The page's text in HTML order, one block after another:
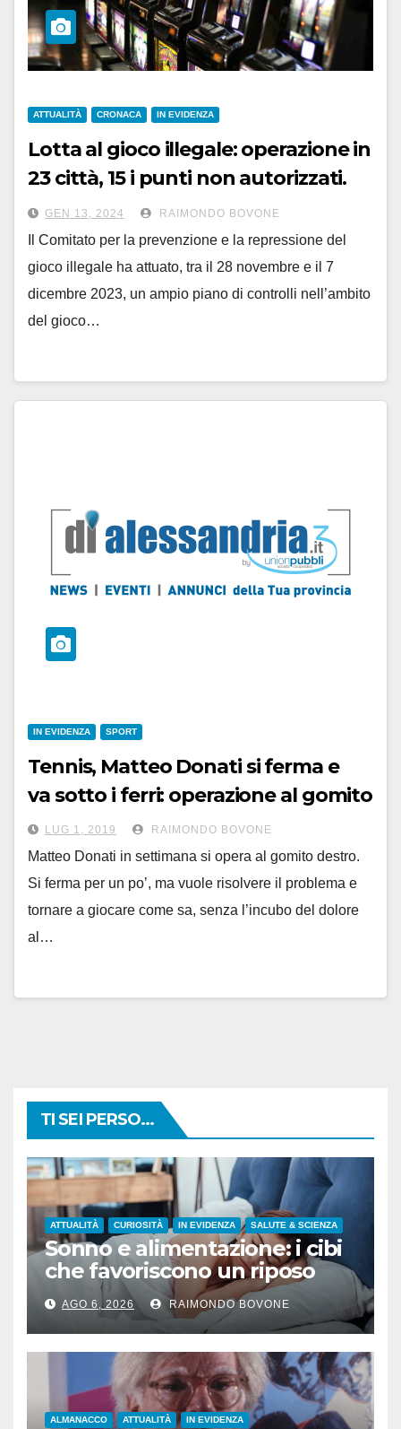
ATTUALITÀ CRONACA IN EVIDENZA
Lotta al gioco illegale: operazione in
23 città, 15 i punti non autorizzati.
Multe per 12 milioni di euro
GEN 13, 2024 RAIMONDO BOVONE
Il Comitato per la prevenzione e la repressione del
gioco illegale ha attuato, tra il 28 novembre e il 7
dicembre 2023, un ampio piano di controlli nell’ambito
del gioco…
IN EVIDENZA SPORT
Tennis, Matteo Donati si ferma e
va sotto i ferri: operazione al gomito
LUG 1, 2019 RAIMONDO BOVONE
Matteo Donati in settimana si opera al gomito destro.
Si ferma per un po’, ma vuole risolvere il problema e
tornare a giocare come sa, senza l’incubo del dolore
al…
TI SEI PERSO...
ATTUALITÀ CURIOSITÀ IN EVIDENZA SALUTE & SCIENZA
Sonno e alimentazione: i cibi
che favoriscono un riposo
naturale
AGO 6, 2026 RAIMONDO BOVONE
ALMANACCO ATTUALITÀ IN EVIDENZA